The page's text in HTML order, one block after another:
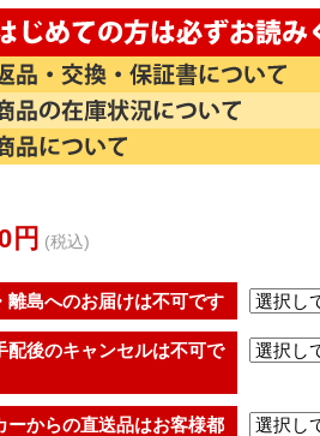
円 (税込)
離島へのお届けは不可です
配後のキャンセルは不可で
ーからの直送品はお客様都